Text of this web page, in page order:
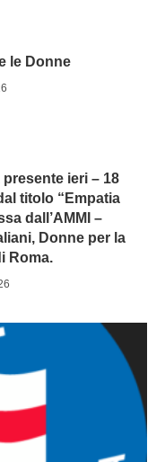
le Donne
ieri – 18
titolo “Empatia
dall’AMMI –
Donne per la
Roma.